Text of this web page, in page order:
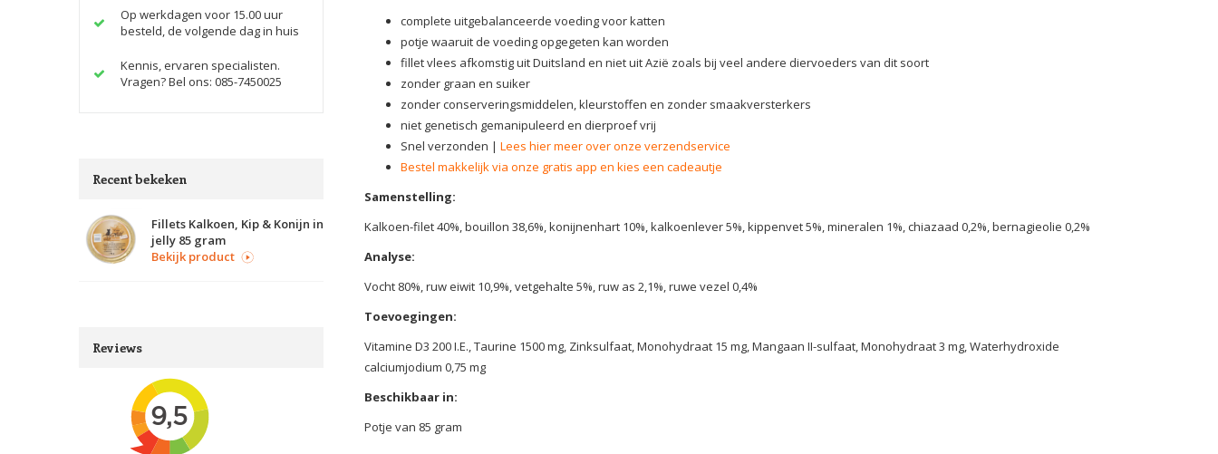
Op werkdagen voor 15.00 uur
besteld, de volgende dag in huis
Kennis, ervaren specialisten.
Vragen? Bel ons: 085-7450025
Recent bekeken
Fillets Kalkoen, Kip & Konijn in
jelly 85 gram
Bekijk product
Reviews
complete uitgebalanceerde voeding voor katten
potje waaruit de voeding opgegeten kan worden
fillet vlees afkomstig uit Duitsland en niet uit Azië zoals bij veel andere diervoeders van dit soort
zonder graan en suiker
zonder conserveringsmiddelen, kleurstoffen en zonder smaakversterkers
niet genetisch gemanipuleerd en dierproef vrij
Snel verzonden | Lees hier meer over onze verzendservice
Bestel makkelijk via onze gratis app en kies een cadeautje
Samenstelling:
Kalkoen-filet 40%, bouillon 38,6%, konijnenhart 10%, kalkoenlever 5%, kippenvet 5%, mineralen 1%, chiazaad 0,2%, bernagieolie 0,2%
Analyse:
Vocht 80%, ruw eiwit 10,9%, vetgehalte 5%, ruw as 2,1%, ruwe vezel 0,4%
Toevoegingen:
Vitamine D3 200 I.E., Taurine 1500 mg, Zinksulfaat, Monohydraat 15 mg, Mangaan II-sulfaat, Monohydraat 3 mg, Waterhydroxide
calciumjodium 0,75 mg
Beschikbaar in:
Potje van 85 gram